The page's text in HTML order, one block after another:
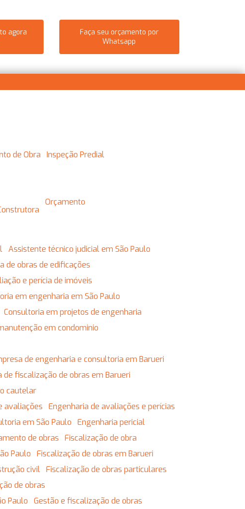
agora
Faça seu orçamento por
Whatsapp
de Obra
Inspeção Predial
Orçamento
Assistente técnico judicial em São Paulo
de obras de edificações
e perícia de imóveis
em engenharia em São Paulo
Consultoria em projetos de engenharia
em condominio
de engenharia e consultoria em Barueri
de fiscalização de obras em Barueri
cautelar
avaliações
Engenharia de avaliações e perícias
em São Paulo
Engenharia pericial
de obras
Fiscalização de obra
Paulo
Fiscalização de obras em Barueri
civil
Fiscalização de obras particulares
de obras
Paulo
Gestão e fiscalização de obras